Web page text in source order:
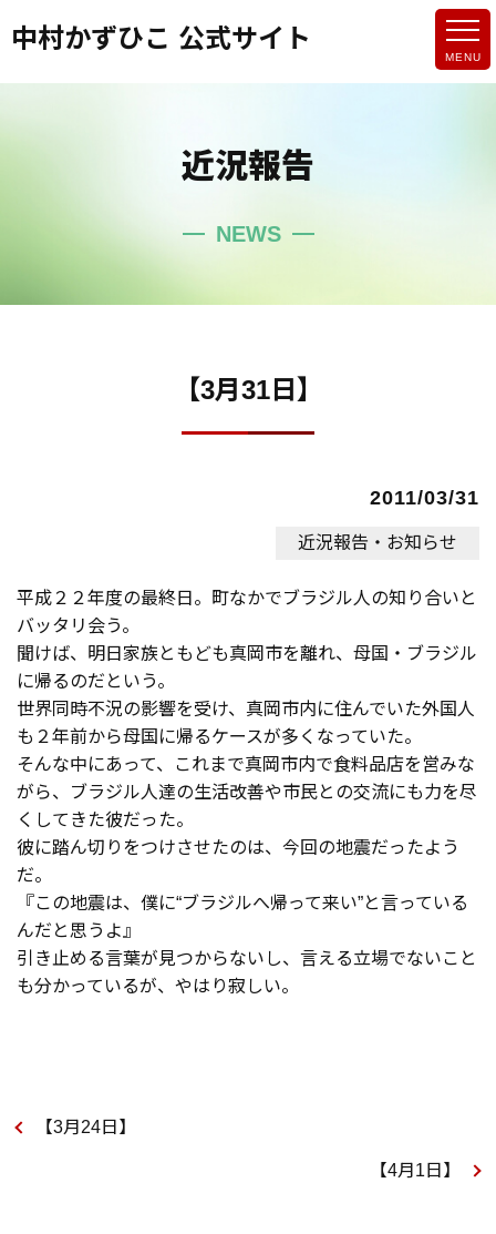
中村かずひこ 公式サイト
近況報告
NEWS
【3月31日】
2011/03/31
近況報告・お知らせ
平成２２年度の最終日。町なかでブラジル人の知り合いと
バッタリ会う。
聞けば、明日家族ともども真岡市を離れ、母国・ブラジル
に帰るのだという。
世界同時不況の影響を受け、真岡市内に住んでいた外国人
も２年前から母国に帰るケースが多くなっていた。
そんな中にあって、これまで真岡市内で食料品店を営みな
がら、ブラジル人達の生活改善や市民との交流にも力を尽
くしてきた彼だった。
彼に踏ん切りをつけさせたのは、今回の地震だったよう
だ。
『この地震は、僕に“ブラジルへ帰って来い”と言っている
んだと思うよ』
引き止める言葉が見つからないし、言える立場でないこと
も分かっているが、やはり寂しい。
【3月24日】
【4月1日】